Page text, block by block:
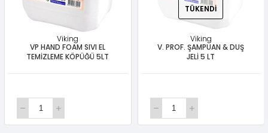
Viking
VP HAND FOAM SIVI EL
TEMİZLEME KÖPÜĞÜ 5LT
TÜKENDI
Viking
V. PROF. ŞAMPUAN & DUŞ
JELİ 5 LT